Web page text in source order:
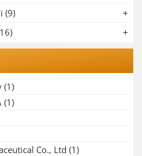
(9)
(1)
(1)
Co., Ltd (1)